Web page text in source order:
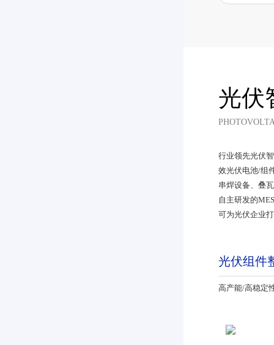
光伏
行业领先光伏
效光伏电池/组
串焊设备、叠
自主研发的
可为光伏企业打
光伏组件
高产能/高稳定